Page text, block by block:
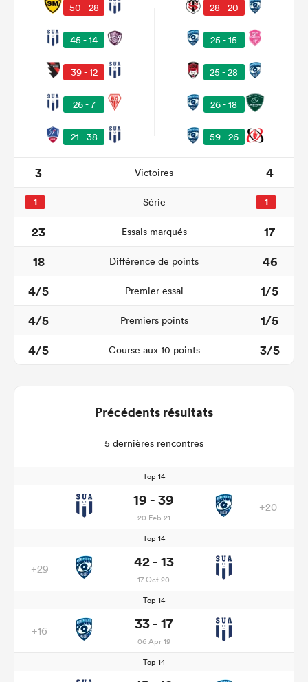
50 - 28
45 - 14
39 - 12
26 - 7
21 - 38
28 - 20
25 - 15
25 - 28
26 - 18
59 - 26
3 Victoires 4
1 Série 1
23 Essais marqués
17
18
Différence de points
46
4/5
Premier essai
1/5
4/5
Premiers points
1/5
4/5
Course aux 10 points 3/5
Précédents résultats
5 dernières rencontres
Top 14
19 - 39
20 Feb 21
+20
Top 14
+29 42 - 13
17 Oct 20
Top 14
+16 33 - 17
06 Apr 19
Top 14